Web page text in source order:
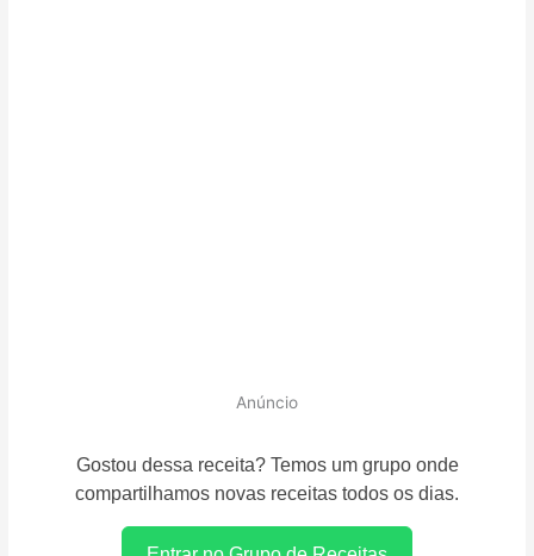
Anúncio
Gostou dessa receita? Temos um grupo onde
compartilhamos novas receitas todos os dias.